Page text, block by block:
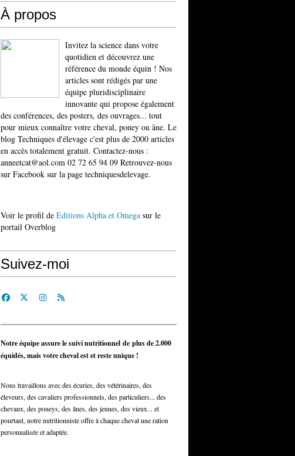
À propos
Invitez la science dans votre
quotidien et découvrez une
référence du monde équin ! Nos
articles sont rédigés par une
équipe pluridisciplinaire
innovante qui propose également
des conférences, des posters, des ouvrages... tout
pour mieux connaître votre cheval, poney ou âne. Le
blog Techniques d'élevage c'est plus de 2000 articles
en accès totalement gratuit. Contactez-nous :
anneetcat@aol.com 02 72 65 94 09 Retrouvez-nous
sur Facebook sur la page techniquesdelevage.
Voir le profil de Editions Alpha et Omega sur le
portail Overblog
Suivez-moi
Notre équipe assure le suivi nutritionnel de plus de 2.000
équidés, mais votre cheval est et reste unique !
Nous travaillons avec des écuries, des vétérinaires, des
éleveurs, des cavaliers professionnels, des particuliers... des
chevaux, des poneys, des ânes, des jeunes, des vieux... et
pourtant, notre nutritionniste offre à chaque cheval une ration
personnalisée et adaptée.